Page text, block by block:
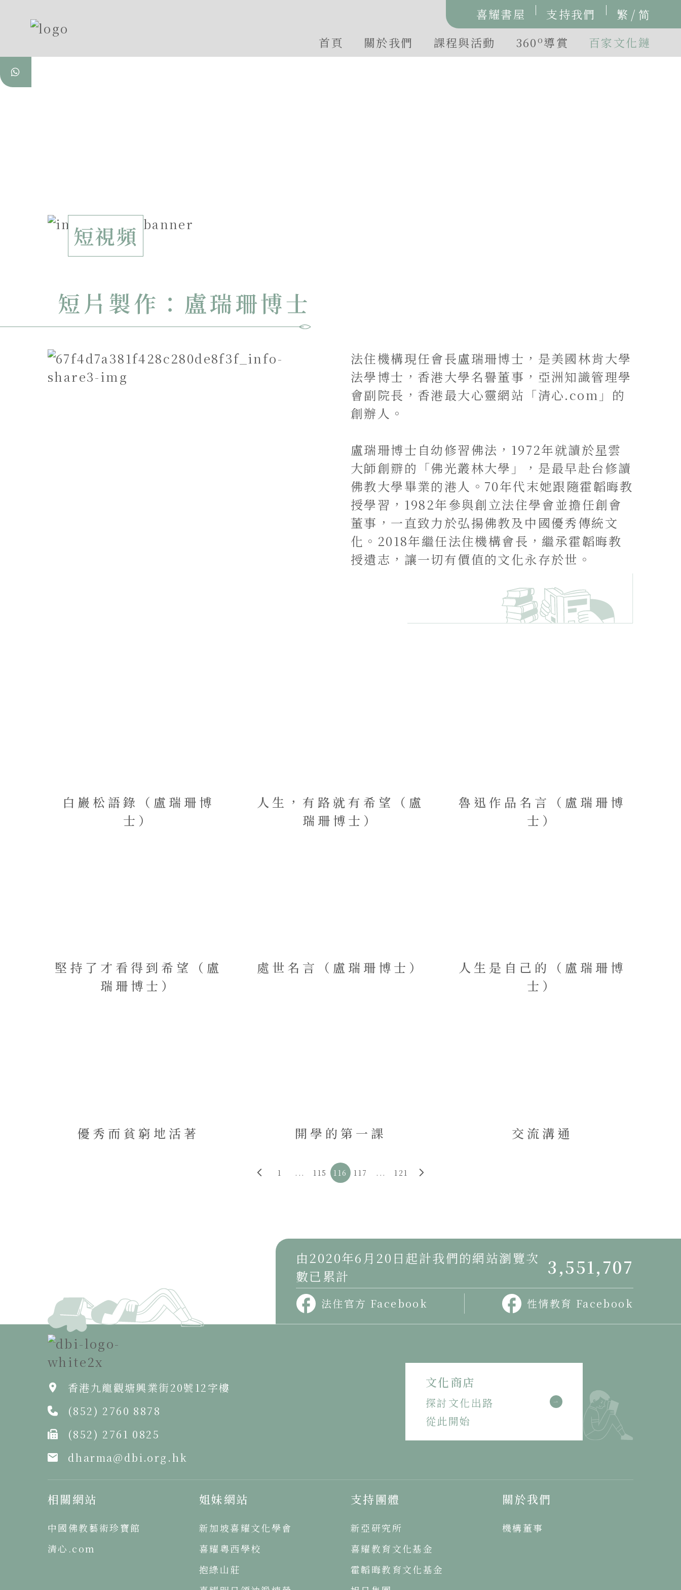
喜耀書屋 支持我們 繁 / 简
首頁
關於我們 課程與活動 360o導賞 百家文化鏈
短視頻
短片製作：盧瑞珊博士
法住機構現任會長盧瑞珊博士，是美國林肯大學
法學博士，香港大學名譽董事，亞洲知識管理學
會副院長，香港最大心靈網站「清心.com」的
創辦人。
盧瑞珊博士自幼修習佛法，1972年就讀於星雲
大師創辧的「佛光叢林大學」，是最早赴台修讀
佛教大學畢業的港人。70年代末她跟隨霍韜晦教
授學習，1982年參與創立法住學會並擔任創會
董事，一直致力於弘揚佛教及中國優秀傳統文
化。2018年繼任法住機構會長，繼承霍韜晦教
授遺志，讓一切有價值的文化永存於世。
白巖松語錄（盧瑞珊博
士）
人生，有路就有希望（盧
瑞珊博士）
魯迅作品名言（盧瑞珊博
士）
堅持了才看得到希望（盧
瑞珊博士）
處世名言（盧瑞珊博士）
人生是自己的（盧瑞珊博
士）
優秀而貧窮地活著 開學的第一課 交流溝通
1 ... 115 116 117 ... 121
由2020年6月20日起計我們的網站瀏覽次
數已累計
3,551,707
法住官方 Facebook 性情教育 Facebook
香港九龍觀塘興業街20號12字樓
(852) 2760 8878
(852) 2761 0825
dharma@dbi.org.hk
文化商店
探討文化出路
從此開始
相關網站
中國佛教藝術珍寶館
清心.com
姐妹網站
新加坡喜耀文化學會
喜耀粵西學校
抱綠山莊
支持團體
新亞研究所
喜耀教育文化基金
霍韜晦教育文化基金
關於我們
機構董事